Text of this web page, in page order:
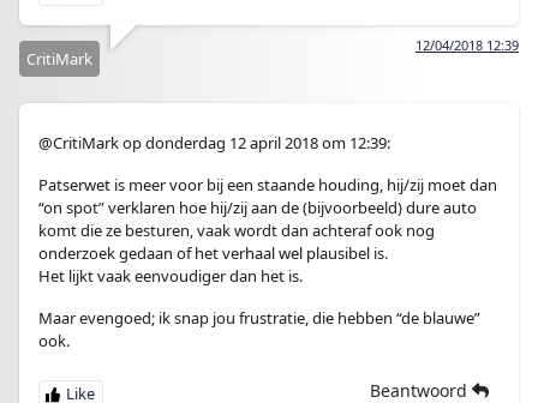
12/04/2018 12:39
CritiMark
@CritiMark op donderdag 12 april 2018 om 12:39:
Patserwet is meer voor bij een staande houding, hij/zij moet dan
“on spot” verklaren hoe hij/zij aan de (bijvoorbeeld) dure auto
komt die ze besturen, vaak wordt dan achteraf ook nog
onderzoek gedaan of het verhaal wel plausibel is.
Het lijkt vaak eenvoudiger dan het is.
Maar evengoed; ik snap jou frustratie, die hebben “de blauwe”
ook.
Beantwoord